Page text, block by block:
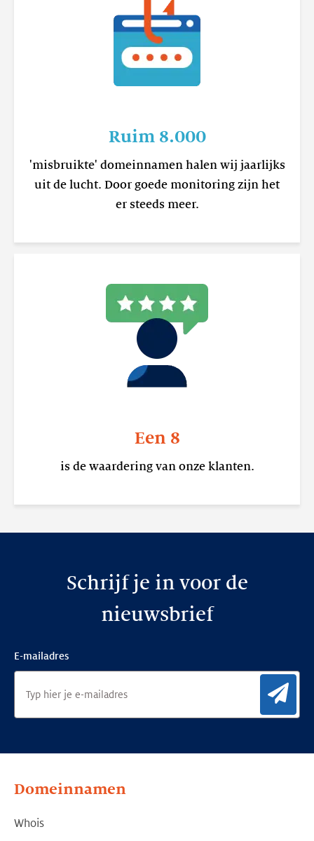
Ruim 8.000
'misbruikte' domeinnamen halen wij jaarlijks
uit de lucht. Door goede monitoring zijn het
er steeds meer.
Een 8
is de waardering van onze klanten.
Schrijf je in voor de
nieuwsbrief
E-mailadres
Domeinnamen
Whois